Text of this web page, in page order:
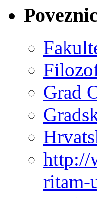
Grad
http://
ritam-